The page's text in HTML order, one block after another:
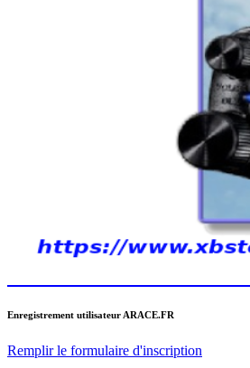
Enregistrement utilisateur ARACE.FR
Remplir le formulaire d'inscription